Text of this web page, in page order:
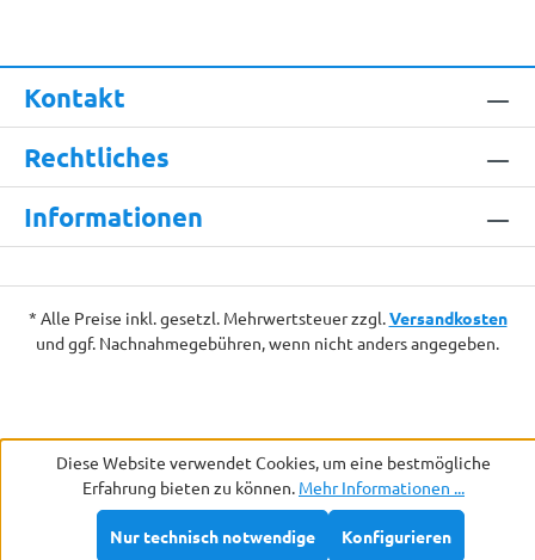
Kontakt
Rechtliches
Informationen
* Alle Preise inkl. gesetzl. Mehrwertsteuer zzgl.Versandkosten
und ggf. Nachnahmegebühren, wenn nicht anders angegeben.
Diese Website verwendet Cookies, um eine bestmögliche
Erfahrung bieten zu können. Mehr Informationen ...
Nur technisch notwendige Konfigurieren